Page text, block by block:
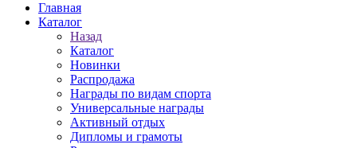
Главная
Каталог
Назад
Каталог
Новинки
Распродажа
Награды по видам спорта
Универсальные награды
Активный отдых
Дипломы и грамоты